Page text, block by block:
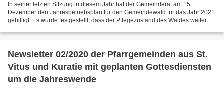
In seiner letzten Sitzung in diesem Jahr hat der Gemeinderat am 15.
Dezember den Jahresbetriebsplan für den Gemeindewald für das Jahr 2021
gebilligt. Es wurde festgestellt, dass der Pflegezustand des Waldes weiterhin
Newsletter 02/2020 der Pfarrgemeinden aus St.
Vitus und Kuratie mit geplanten Gottesdiensten
um die Jahreswende